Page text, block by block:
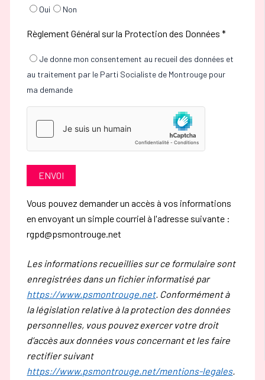
Oui Non
Règlement Général sur la Protection des Données *
Je donne mon consentement au recueil des données et
au traitement par le Parti Socialiste de Montrouge pour
ma demande
Vous pouvez demander un accès à vos informations
en envoyant un simple courriel à l'adresse suivante :
rgpd@psmontrouge.net
Les informations recueillies sur ce formulaire sont
enregistrées dans un fichier informatisé par
https://www.psmontrouge.net. Conformément à
la législation relative à la protection des données
personnelles, vous pouvez exercer votre droit
d’accès aux données vous concernant et les faire
rectifier suivant
https://www.psmontrouge.net/mentions-legales.